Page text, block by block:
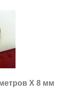
Х 8 мм